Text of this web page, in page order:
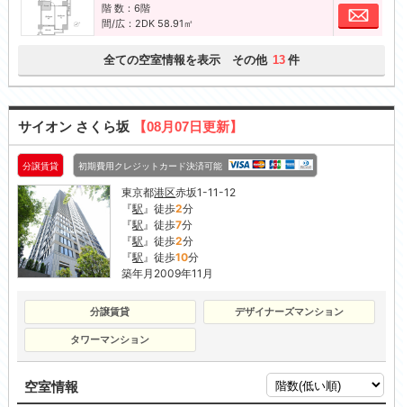
階 数：6階
間/広：2DK 58.91㎡
お
全ての空室情報を表示 その他 13 件
サイオン さくら坂 【08月07日更新】
分譲賃貸 初期費用クレジットカード決済可能
東京都港区赤坂1-11-12
『駅 』徒歩2分
『駅 』徒歩7分
『駅 』徒歩2分
『駅 』徒歩10分
築年月2009年11月
分譲賃貸 デザイナーズマンション
タワーマンション
空室情報